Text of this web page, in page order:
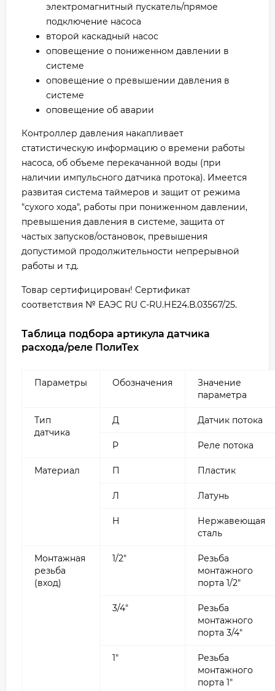
электромагнитный пускатель/прямое
подключение насоса
второй каскадный насос
оповещение о пониженном давлении в
системе
оповещение о превышении давления в
системе
оповещение об аварии
Контроллер давления накапливает
статистическую информацию о времени работы
насоса, об объеме перекачанной воды (при
наличии импульсного датчика протока). Имеется
развитая система таймеров и защит от режима
"сухого хода", работы при пониженном давлении,
превышения давления в системе, защита от
частых запусков/остановок, превышения
допустимой продолжительности непрерывной
работы и т.д.
Товар сертифицирован! Сертификат
соответствия № ЕАЭС RU С-RU.НЕ24.В.03567/25.
Таблица подбора артикула датчика
расхода/реле ПолиТех
Параметры Обозначения
Значение
параметра
Тип
датчика
Д Датчик потока
Р Реле потока
Материал П Пластик
Л Латунь
Н
Нержавеющая
сталь
Монтажная
резьба
(вход)
1/2"
Резьба
монтажного
порта 1/2"
3/4"
Резьба
монтажного
порта 3/4"
1"
Резьба
монтажного
порта 1"